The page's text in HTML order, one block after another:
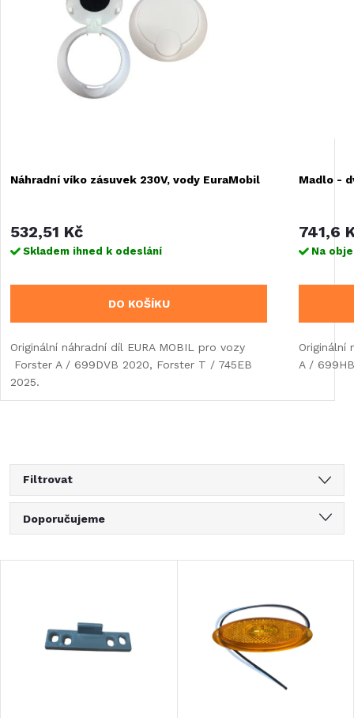
Náhradní víko zásuvek 230V, vody EuraMobil
532,51 Kč
Skladem ihned k odeslání
DO KOŠÍKU
Originální náhradní díl EURA MOBIL pro vozy
Forster A / 699DVB 2020, Forster T / 745EB
2025.
Madlo -
741,6
Na
Originální
A /
Filtrovat
Ř
a
Doporučujeme
Abecedně